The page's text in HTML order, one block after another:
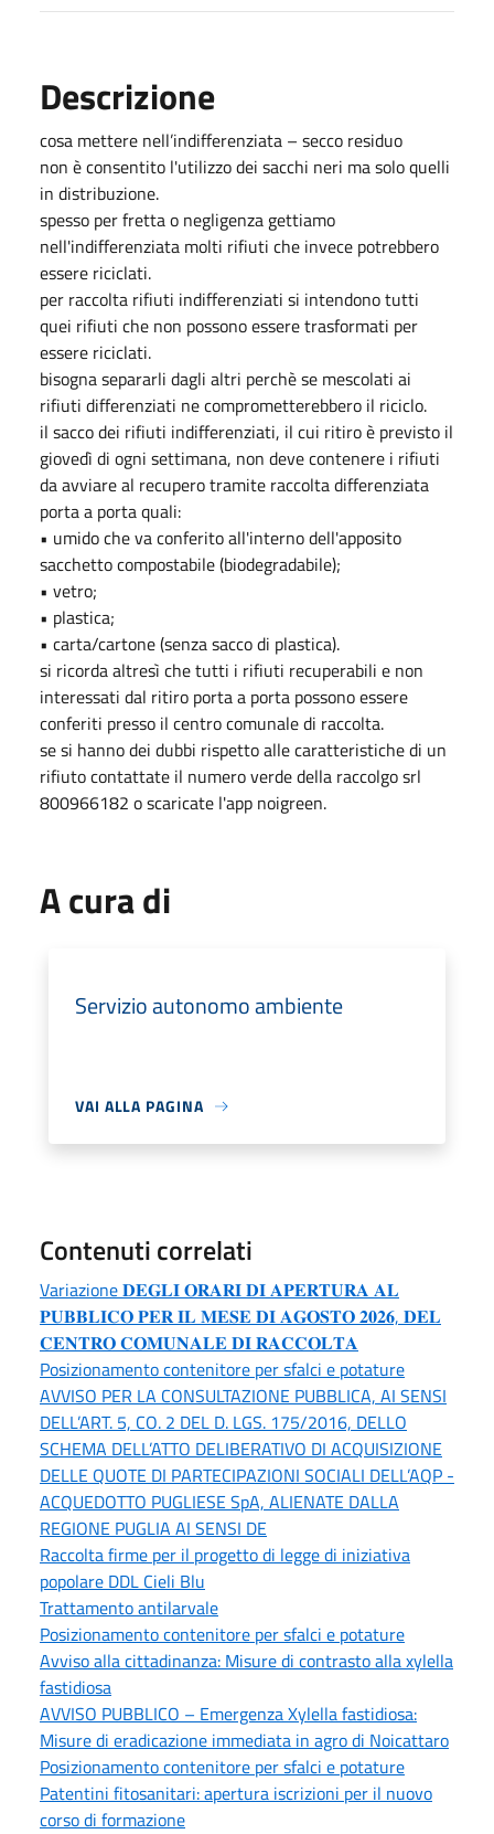
Descrizione
cosa mettere nell’indifferenziata – secco residuo
non è consentito l'utilizzo dei sacchi neri ma solo quelli
in distribuzione.
spesso per fretta o negligenza gettiamo
nell'indifferenziata molti rifiuti che invece potrebbero
essere riciclati.
per raccolta rifiuti indifferenziati si intendono tutti
quei rifiuti che non possono essere trasformati per
essere riciclati.
bisogna separarli dagli altri perchè se mescolati ai
rifiuti differenziati ne comprometterebbero il riciclo.
il sacco dei rifiuti indifferenziati, il cui ritiro è previsto il
giovedì di ogni settimana, non deve contenere i rifiuti
da avviare al recupero tramite raccolta differenziata
porta a porta quali:
• umido che va conferito all'interno dell'apposito
sacchetto compostabile (biodegradabile);
• vetro;
• plastica;
• carta/cartone (senza sacco di plastica).
si ricorda altresì che tutti i rifiuti recuperabili e non
interessati dal ritiro porta a porta possono essere
conferiti presso il centro comunale di raccolta.
se si hanno dei dubbi rispetto alle caratteristiche di un
rifiuto contattate il numero verde della raccolgo srl
800966182 o scaricate l'app noigreen.
A cura di
Servizio autonomo ambiente
VAI ALLA PAGINA
Contenuti correlati
Variazione 𝐃𝐄𝐆𝐋𝐈 𝐎𝐑𝐀𝐑𝐈 𝐃𝐈 𝐀𝐏𝐄𝐑𝐓𝐔𝐑𝐀 𝐀𝐋
𝐏𝐔𝐁𝐁𝐋𝐈𝐂𝐎 𝐏𝐄𝐑 𝐈𝐋 𝐌𝐄𝐒𝐄 𝐃𝐈 𝐀𝐆𝐎𝐒𝐓𝐎 𝟐𝟎𝟐𝟔, 𝐃𝐄𝐋
𝐂𝐄𝐍𝐓𝐑𝐎 𝐂𝐎𝐌𝐔𝐍𝐀𝐋𝐄 𝐃𝐈 𝐑𝐀𝐂𝐂𝐎𝐋𝐓𝐀
Posizionamento contenitore per sfalci e potature
AVVISO PER LA CONSULTAZIONE PUBBLICA, AI SENSI
DELL’ART. 5, CO. 2 DEL D. LGS. 175/2016, DELLO
SCHEMA DELL’ATTO DELIBERATIVO DI ACQUISIZIONE
DELLE QUOTE DI PARTECIPAZIONI SOCIALI DELL’AQP -
ACQUEDOTTO PUGLIESE SpA, ALIENATE DALLA
REGIONE PUGLIA AI SENSI DE
Raccolta firme per il progetto di legge di iniziativa
popolare DDL Cieli Blu
Trattamento antilarvale
Posizionamento contenitore per sfalci e potature
Avviso alla cittadinanza: Misure di contrasto alla xylella
fastidiosa
AVVISO PUBBLICO – Emergenza Xylella fastidiosa:
Misure di eradicazione immediata in agro di Noicattaro
Posizionamento contenitore per sfalci e potature
Patentini fitosanitari: apertura iscrizioni per il nuovo
corso di formazione